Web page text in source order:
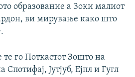
образование а Зоки малиот
ви мирување како што
те го Поткастот Зошто на
Јутјуб, Ејпл и Гугл